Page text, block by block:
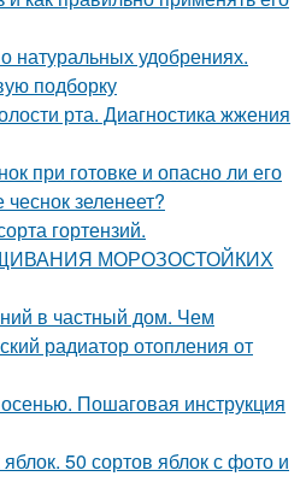
натуральных удобрениях.
подборку
рта. Диагностика жжения
при готовке и опасно ли его
зеленеет?
гортензий.
МОРОЗОСТОЙКИХ
в частный дом. Чем
радиатор отопления от
Пошаговая инструкция
50 сортов яблок с фото и